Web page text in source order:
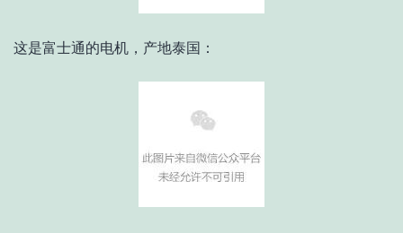
这是富士通的电机，产地泰国：